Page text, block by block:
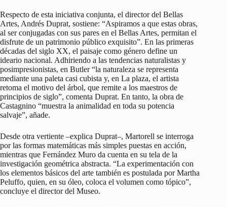
Respecto de esta iniciativa conjunta, el director del Bellas
Artes, Andrés Duprat, sostiene: “Aspiramos a que estas obras,
al ser conjugadas con sus pares en el Bellas Artes, permitan el
disfrute de un patrimonio público exquisito”. En las primeras
décadas del siglo XX, el paisaje como género define un
ideario nacional. Adhiriendo a las tendencias naturalistas y
posimpresionistas, en Butler “la naturaleza se representa
mediante una paleta casi cubista y, en La plaza, el artista
retoma el motivo del árbol, que remite a los maestros de
principios de siglo”, comenta Duprat. En tanto, la obra de
Castagnino “muestra la animalidad en toda su potencia
salvaje”, añade.
Desde otra vertiente –explica Duprat–, Martorell se interroga
por las formas matemáticas más simples puestas en acción,
mientras que Fernández Muro da cuenta en su tela de la
investigación geométrica abstracta. “La experimentación con
los elementos básicos del arte también es postulada por Martha
Peluffo, quien, en su óleo, coloca el volumen como tópico”,
concluye el director del Museo.